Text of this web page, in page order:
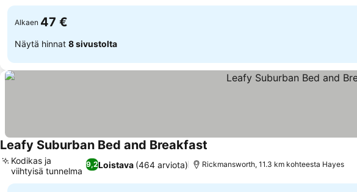
Alkaen 47 €
Näytä hinnat 8 sivustolta
Leafy Suburban Bed and Breakfast
9,2Loistava (464 arviota)
Kodikas ja
viihtyisä tunnelma
Rickmansworth, 11.3 km kohteesta Hayes